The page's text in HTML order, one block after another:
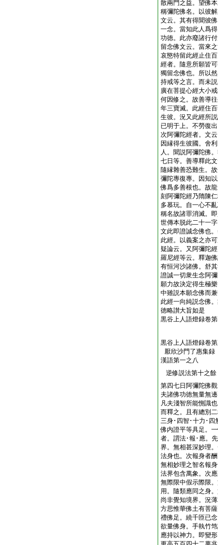
散兩門之益。望佛
稱彌陀佛名。以彼
文云。其有得聞彼
一念。當知此人爲
功徳。此亦廢諸行
留念佛文云。當來
哀愍特留此經止住
經者。隨意所願皆
獨留念佛也。所以
持戒等之言。而未
廣在菩提心經大小
何因修之。故善導
年三寶滅。此經住
生彼。況又此經所
已明于上。不勞復出
次阿彌陀經者。文
因縁得生彼國。舍
人。聞説阿彌陀佛
七日等。善導釋此
隨縁雜善恐難生。
彌陀專復專。因知
佛爲多善根也。故
刻阿彌陀經乃隋陳
多慕玩。自一心不
稱名故諸罪消滅。
世傳本脱此二十一
文此即證誠念佛也
此經。以義案之亦
疑論云。又阿彌陀
羅尼經等云。釋迦
有恒河沙諸佛。舒
證誠一切衆生念阿
願力故決定得生極
中雖説本願念佛而
此經一向純説念佛
徳略讃大旨如是
黒谷上人語燈録卷
黒谷上人語燈録卷
厭欣沙門了惠集録
漢語第一之八
逆修説法第十之餘
第四七日阿彌陀佛
夫諸佛功徳無量無
凡夫淺智所能惻識
而釋之。且有總別
三身･四智･十力･四
佛内證平等具足。
者。謂法･報･應。
界。無相甚深妙理
法身也。次報身者
無相妙理之智名報
法界包含萬象。次
無際限中假示際限
用。隨類應同之身
尚非覺知境界。況
方思惟華佛土有菩
禮佛足。繞千匝已
欲量佛身。手執竹
應持以神力。即變